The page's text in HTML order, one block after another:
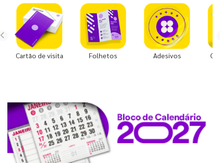
Cartão de visita Folhetos Adesivos